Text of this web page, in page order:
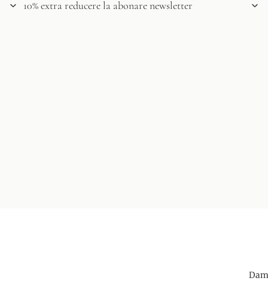
10% extra reducere la abonare newsletter